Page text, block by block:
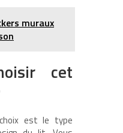
muraux
cet
est le type